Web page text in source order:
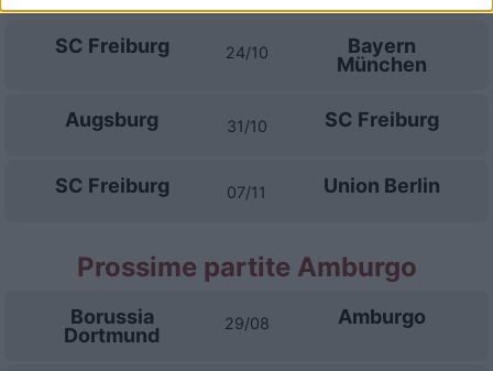
SC Freiburg 24/10
Bayern
München
Augsburg 31/10 SC Freiburg
SC Freiburg 07/11 Union Berlin
Prossime partite Amburgo
Borussia
Dortmund
29/08 Amburgo